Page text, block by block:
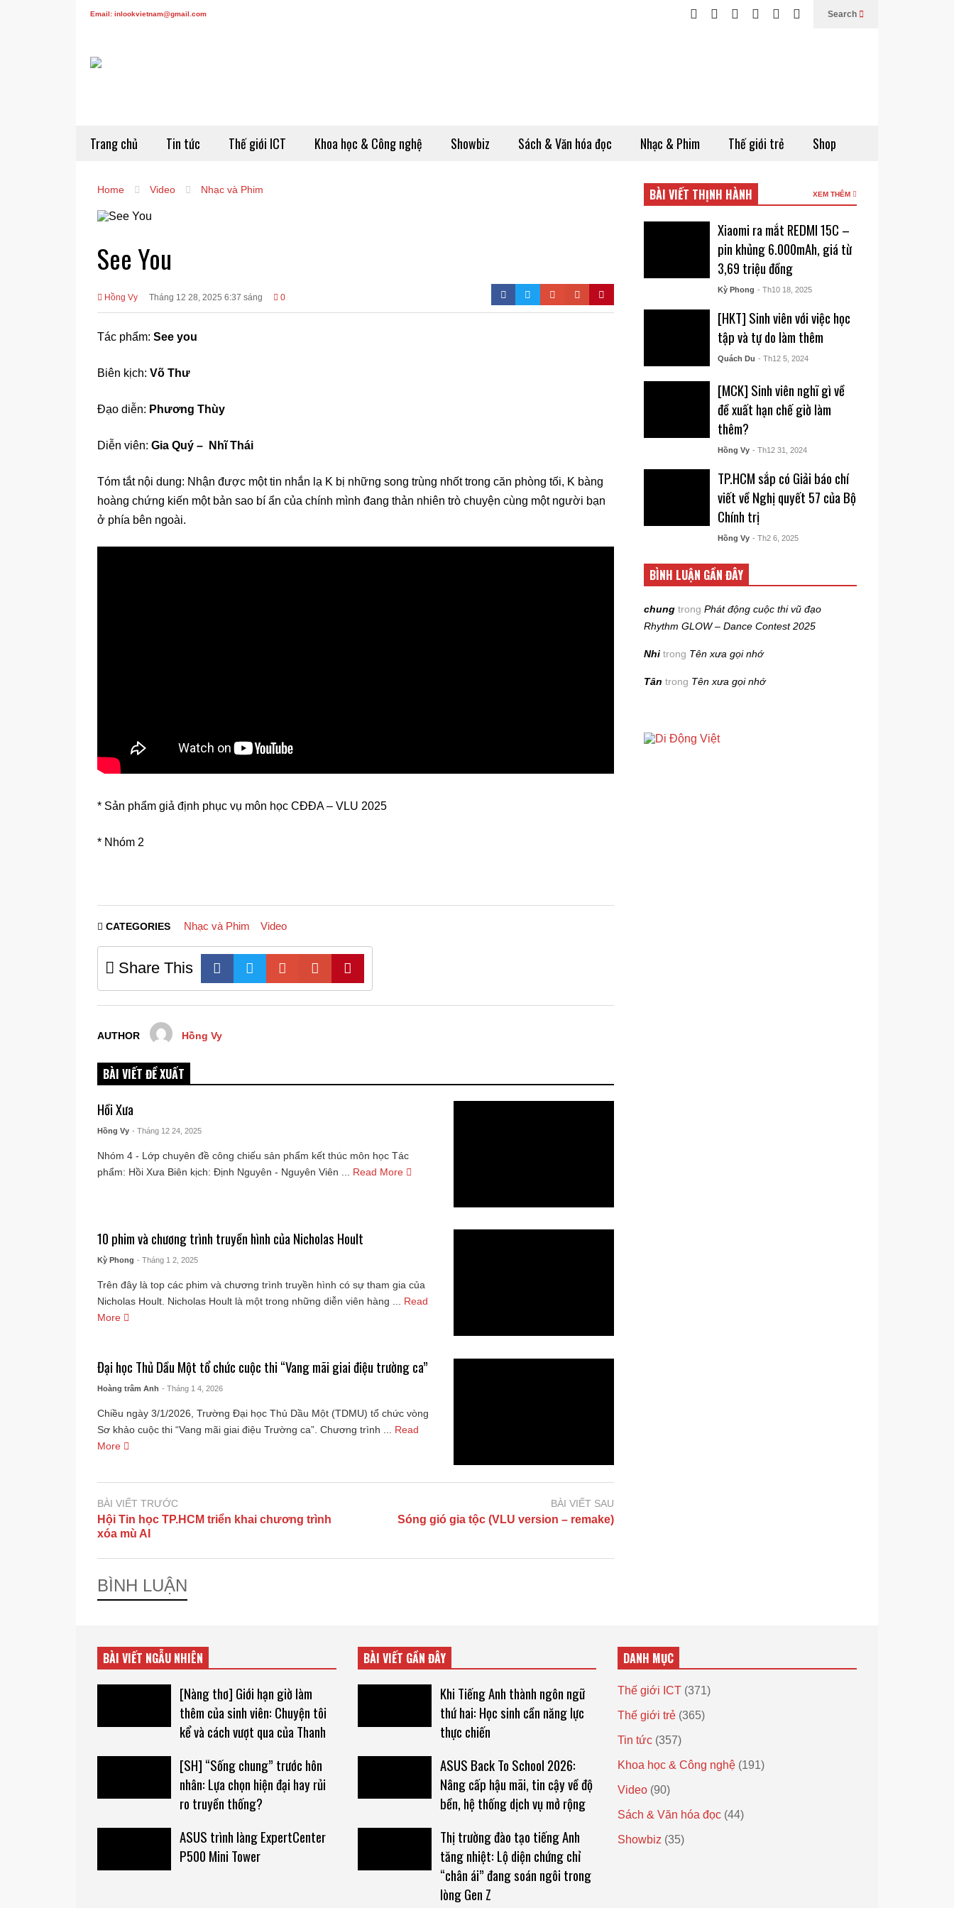
Email: inlookvietnam@gmail.com Search
Trang chủ Tin tức Thế giới ICT Khoa học & Công nghệ Showbiz Sách & Văn hóa đọc Nhạc & Phim Thế giới trẻ Shop
Home Video Nhạc và Phim
See You
Hồng Vy Tháng 12 28, 2025 6:37 sáng 0
Tác phẩm: See you
Biên kịch: Võ Thư
Đạo diễn: Phương Thùy
Diễn viên: Gia Quý – Nhĩ Thái
Tóm tắt nội dung: Nhận được một tin nhắn lạ K bị những song trùng nhốt trong căn phòng tối, K bàng
hoàng chứng kiến một bản sao bí ẩn của chính mình đang thản nhiên trò chuyện cùng một người bạn
ở phía bên ngoài.
* Sản phẩm giả định phục vụ môn học CĐĐA – VLU 2025
* Nhóm 2
CATEGORIES Nhạc và Phim Video
Share This
AUTHOR Hồng Vy
BÀI VIẾT ĐỀ XUẤT
Hồi Xưa
Hồng Vy - Tháng 12 24, 2025
Nhóm 4 - Lớp chuyên đề công chiếu sản phẩm kết thúc môn học Tác
phẩm: Hồi Xưa Biên kịch: Định Nguyên - Nguyên Viên ...
Read More
10 phim và chương trình truyền hình của Nicholas Hoult
Kỳ Phong - Tháng 1 2, 2025
Trên đây là top các phim và chương trình truyền hình có sự tham gia của
Nicholas Hoult. Nicholas Hoult là một trong những diễn viên hàng ...
Read
More
Đại học Thủ Dầu Một tổ chức cuộc thi “Vang mãi giai điệu trường ca”
Hoàng trâm Anh - Tháng 1 4, 2026
Chiều ngày 3/1/2026, Trường Đại học Thủ Dầu Một (TDMU) tổ chức vòng
Sơ khảo cuộc thi “Vang mãi giai điệu Trường ca”. Chương trình ... Read
More
BÀI VIẾT TRƯỚC
Hội Tin học TP.HCM triển khai chương trình
xóa mù AI
BÀI VIẾT SAU
Sóng gió gia tộc (VLU version – remake)
BÌNH LUẬN
BÀI VIẾT THỊNH HÀNH XEM THÊM
Xiaomi ra mắt REDMI 15C –
pin khủng 6.000mAh, giá từ
3,69 triệu đồng
Kỳ Phong - Th10 18, 2025
[HKT] Sinh viên với việc học
tập và tự do làm thêm
Quách Du - Th12 5, 2024
[MCK] Sinh viên nghĩ gì về
đề xuất hạn chế giờ làm
thêm?
Hồng Vy - Th12 31, 2024
TP.HCM sắp có Giải báo chí
viết về Nghị quyết 57 của Bộ
Chính trị
Hồng Vy - Th2 6, 2025
BÌNH LUẬN GẦN ĐÂY
chung trongPhát động cuộc thi vũ đạo
Rhythm GLOW – Dance Contest 2025
Nhi trong Tên xưa gọi nhớ
Tân trong Tên xưa gọi nhớ
BÀI VIẾT NGẪU NHIÊN
[Nàng thơ] Giới hạn giờ làm
thêm của sinh viên: Chuyện tôi
kể và cách vượt qua của Thanh
[SH] “Sống chung” trước hôn
nhân: Lựa chọn hiện đại hay rủi
ro truyền thống?
ASUS trình làng ExpertCenter
P500 Mini Tower
BÀI VIẾT GẦN ĐÂY
Khi Tiếng Anh thành ngôn ngữ
thứ hai: Học sinh cần năng lực
thực chiến
ASUS Back To School 2026:
Nâng cấp hậu mãi, tin cậy về độ
bền, hệ thống dịch vụ mở rộng
Thị trường đào tạo tiếng Anh
tăng nhiệt: Lộ diện chứng chỉ
“chân ái” đang soán ngôi trong
lòng Gen Z
DANH MỤC
Thế giới ICT (371)
Thế giới trẻ (365)
Tin tức (357)
Khoa học & Công nghệ (191)
Video (90)
Sách & Văn hóa đọc (44)
Showbiz (35)